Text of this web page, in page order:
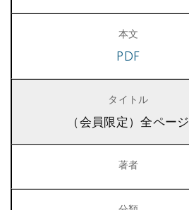
PDF
（会員限定）全ページ